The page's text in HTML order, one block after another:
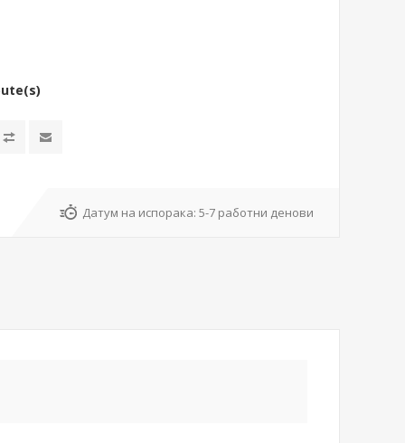
Датум на испорака: 5-7 работни денови